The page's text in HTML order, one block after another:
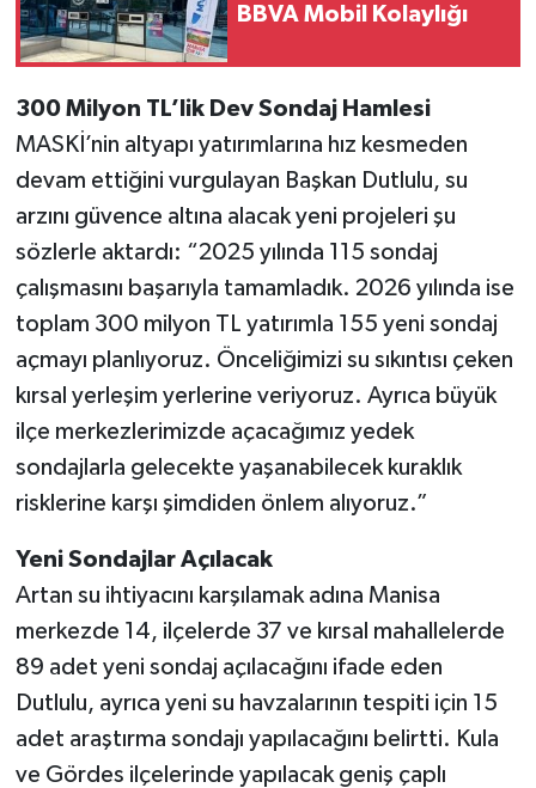
BBVA Mobil Kolaylığı
300 Milyon TL’lik Dev Sondaj Hamlesi
MASKİ’nin altyapı yatırımlarına hız kesmeden
devam ettiğini vurgulayan Başkan Dutlulu, su
arzını güvence altına alacak yeni projeleri şu
sözlerle aktardı: “2025 yılında 115 sondaj
çalışmasını başarıyla tamamladık. 2026 yılında ise
toplam 300 milyon TL yatırımla 155 yeni sondaj
açmayı planlıyoruz. Önceliğimizi su sıkıntısı çeken
kırsal yerleşim yerlerine veriyoruz. Ayrıca büyük
ilçe merkezlerimizde açacağımız yedek
sondajlarla gelecekte yaşanabilecek kuraklık
risklerine karşı şimdiden önlem alıyoruz.”
Yeni Sondajlar Açılacak
Artan su ihtiyacını karşılamak adına Manisa
merkezde 14, ilçelerde 37 ve kırsal mahallelerde
89 adet yeni sondaj açılacağını ifade eden
Dutlulu, ayrıca yeni su havzalarının tespiti için 15
adet araştırma sondajı yapılacağını belirtti. Kula
ve Gördes ilçelerinde yapılacak geniş çaplı